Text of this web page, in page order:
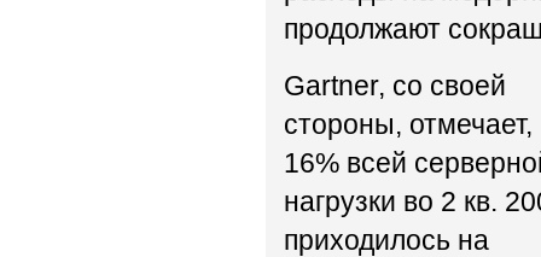
продолжают
Gartner, со своей
стороны, отмечает,
16% всей
нагрузки во 2 кв.
приходилось на